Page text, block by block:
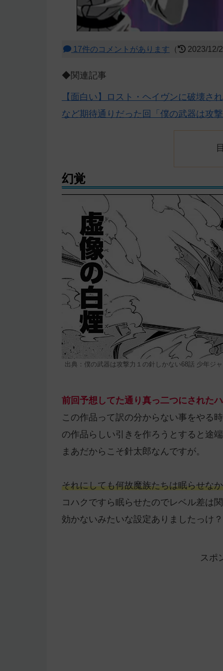
17件のコメントがあります （ 2023/12/
◆関連記事
【面白い】ロスト・ヘイヴンに破壊さ
など期待通りだった回「僕の武器は攻
幻覚
出典：僕の武器は攻撃力１の針しかない68話 少年ジ
前回予想してた通り真っ二つにされた
この作品って訳の分からない事をやる
の作品らしい引きを作ろうとすると途
まあだからこそ針太郎なんですが。
それにしても何故魔族たちは眠らせな
コハクですら眠らせたのでレベル差は
効かないみたいな設定ありましたっけ？
スポ